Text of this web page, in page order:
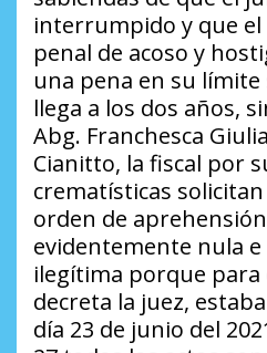
interrumpido y que
penal de acoso y
una pena en su
llega a los dos años,
Abg. Franchesca
Cianitto, la fiscal por
crematísticas
orden de
evidentemente nula
ilegítima porque
decreta la juez,
día 23 de junio del